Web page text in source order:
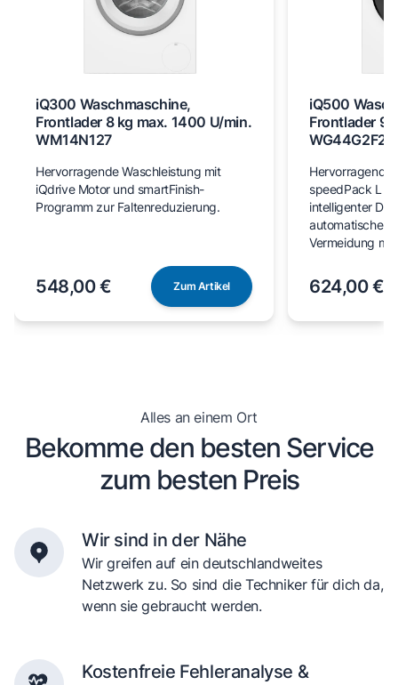
iQ300 Waschmaschine,
Frontlader 8 kg max. 1400 U/min.
WM14N127
Hervorragende Waschleistung mit
iQdrive Motor und smartFinish-
Programm zur Faltenreduzierung.
548,00 € Zum Artikel
iQ500
Frontlader 9
WG44G2F22
Hervorragende
speedPack L
intelligenter
automatischer
Vermeidung
624,00 €
Alles an einem Ort
Bekomme den besten Service
zum besten Preis
Wir sind in der Nähe
Wir greifen auf ein deutschlandweites
Netzwerk zu. So sind die Techniker für dich da,
wenn sie gebraucht werden.
Kostenfreie Fehleranalyse &